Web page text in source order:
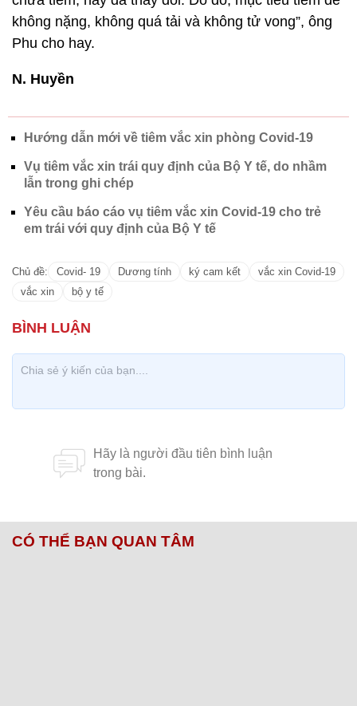
không nặng, không quá tải và không tử vong”, ông
Phu cho hay.
N. Huyền
Hướng dẫn mới về tiêm vắc xin phòng Covid-19
Vụ tiêm vắc xin trái quy định của Bộ Y tế, do nhầm
lẫn trong ghi chép
Yêu cầu báo cáo vụ tiêm vắc xin Covid-19 cho trẻ
em trái với quy định của Bộ Y tế
Chủ đề: Covid- 19 Dương tính ký cam kết
vắc xin Covid-19
vắc xin
bộ y tế
CÓ THỂ BẠN QUAN TÂM